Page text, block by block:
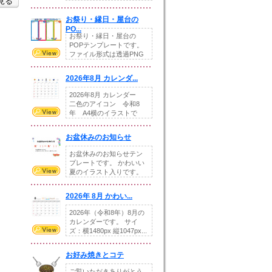
お祭り・縁日・屋台の
PO...
お祭り・縁日・屋台の
POPテンプレートです。
ファイル形式は透過PNG
2026年8月 カレンダ...
2026年8月 カレンダー
二色のアイコン 令和8
年 A4横のイラストで
お盆休みのお知らせ
お盆休みのお知らせテン
プレートです。 かわいい
夏のイラスト入りです。
2026年 8月 かわい...
2026年（令和8年）8月の
カレンダーです。 サイ
ズ：横1480px 縦1047px...
お好み焼きとコテ